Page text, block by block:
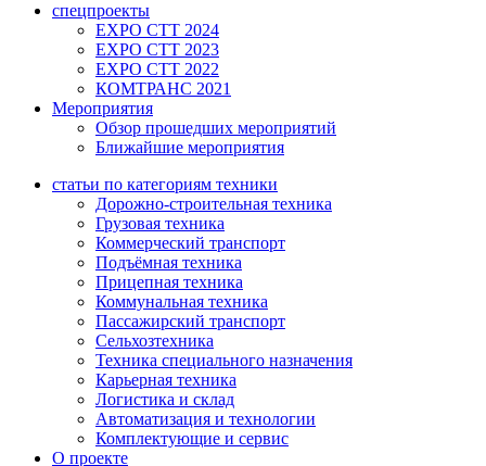
спецпроекты
EXPO CTT 2024
EXPO CTT 2023
EXPO CTT 2022
КОМТРАНС 2021
Мероприятия
Обзор прошедших мероприятий
Ближайшие мероприятия
статьи по категориям техники
Дорожно-строительная техника
Грузовая техника
Коммерческий транспорт
Подъёмная техника
Прицепная техника
Коммунальная техника
Пассажирский транспорт
Сельхозтехника
Техника специального назначения
Карьерная техника
Логистика и склад
Автоматизация и технологии
Комплектующие и сервис
О проекте